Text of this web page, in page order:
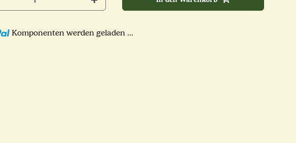
Komponenten werden geladen ...